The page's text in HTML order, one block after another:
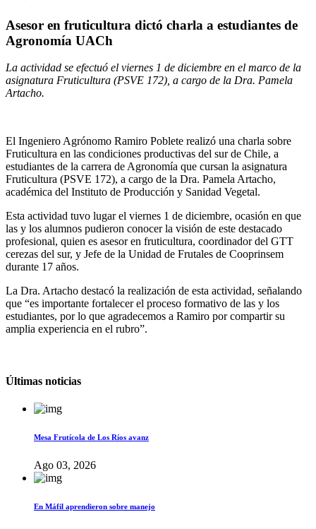
Asesor en fruticultura dictó charla a estudiantes de
Agronomía UACh
La actividad se efectuó el viernes 1 de diciembre en el marco de la
asignatura Fruticultura (PSVE 172), a cargo de la Dra. Pamela
Artacho.
El Ingeniero Agrónomo Ramiro Poblete realizó una charla sobre
Fruticultura en las condiciones productivas del sur de Chile, a
estudiantes de la carrera de Agronomía que cursan la asignatura
Fruticultura (PSVE 172), a cargo de la Dra. Pamela Artacho,
académica del Instituto de Producción y Sanidad Vegetal.
Esta actividad tuvo lugar el viernes 1 de diciembre, ocasión en que
las y los alumnos pudieron conocer la visión de este destacado
profesional, quien es asesor en fruticultura, coordinador del GTT
cerezas del sur, y Jefe de la Unidad de Frutales de Cooprinsem
durante 17 años.
La Dra. Artacho destacó la realización de esta actividad, señalando
que “es importante fortalecer el proceso formativo de las y los
estudiantes, por lo que agradecemos a Ramiro por compartir su
amplia experiencia en el rubro”.
Últimas noticias
Mesa Frutícola de Los Ríos avanz
Ago 03, 2026
En Máfil aprendieron sobre manejo